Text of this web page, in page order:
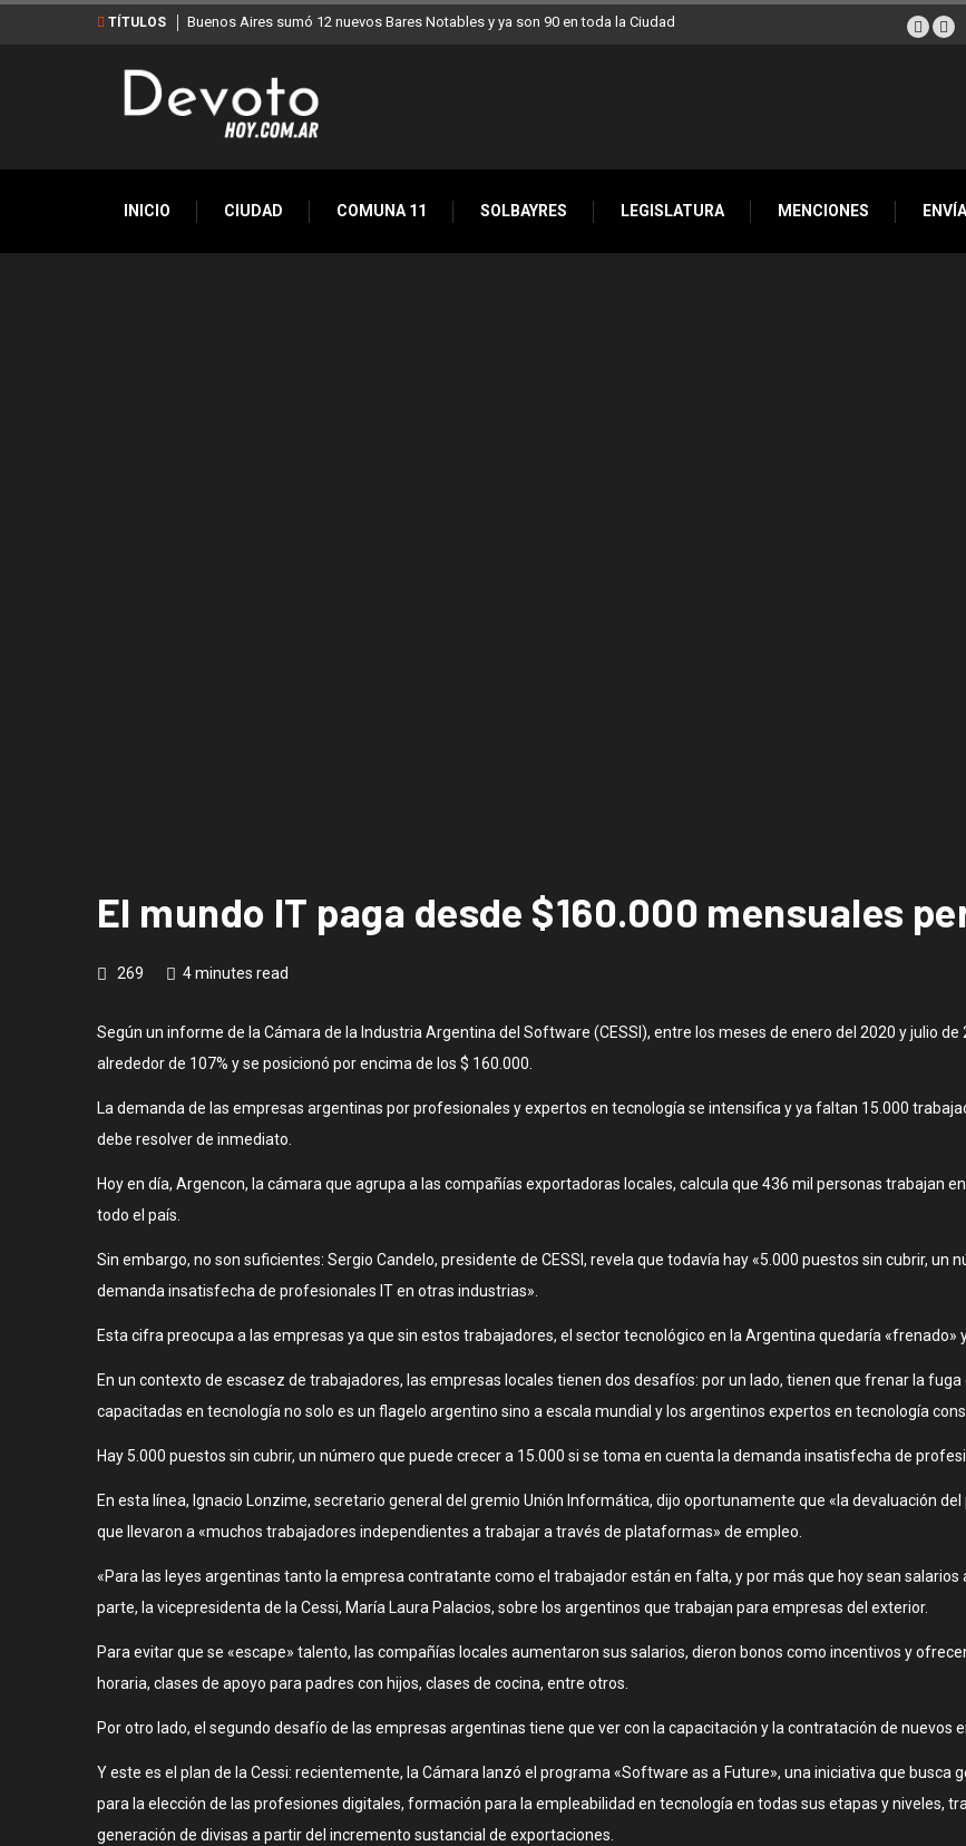
TÍTULOS Buenos Aires sumó 12 nuevos Bares Notables y ya son 90 en toda la Ciudad
INICIO CIUDAD COMUNA 11 SOLBAYRES LEGISLATURA MENCIONES
El mundo IT paga desde $160.000 mensuales
269 4 minutes read
Según un informe de la Cámara de la Industria Argentina del Software (CESSI), entre los meses de enero del 2020 y julio
alrededor de 107% y se posicionó por encima de los $ 160.000.
La demanda de las empresas argentinas por profesionales y expertos en tecnología se intensifica y ya faltan 15.000
debe resolver de inmediato.
Hoy en día, Argencon, la cámara que agrupa a las compañías exportadoras locales, calcula que 436 mil personas trabajan
todo el país.
Sin embargo, no son suficientes: Sergio Candelo, presidente de CESSI, revela que todavía hay «5.000 puestos sin cubrir, un
demanda insatisfecha de profesionales IT en otras industrias».
Esta cifra preocupa a las empresas ya que sin estos trabajadores, el sector tecnológico en la Argentina quedaría «frenado»
En un contexto de escasez de trabajadores, las empresas locales tienen dos desafíos: por un lado, tienen que frenar la
capacitadas en tecnología no solo es un flagelo argentino sino a escala mundial y los argentinos expertos en tecnología
Hay 5.000 puestos sin cubrir, un número que puede crecer a 15.000 si se toma en cuenta la demanda insatisfecha de
En esta línea, Ignacio Lonzime, secretario general del gremio Unión Informática, dijo oportunamente que «la devaluación
que llevaron a «muchos trabajadores independientes a trabajar a través de plataformas» de empleo.
«Para las leyes argentinas tanto la empresa contratante como el trabajador están en falta, y por más que hoy sean
parte, la vicepresidenta de la Cessi, María Laura Palacios, sobre los argentinos que trabajan para empresas del exterior.
Para evitar que se «escape» talento, las compañías locales aumentaron sus salarios, dieron bonos como incentivos y
horaria, clases de apoyo para padres con hijos, clases de cocina, entre otros.
Por otro lado, el segundo desafío de las empresas argentinas tiene que ver con la capacitación y la contratación de
Y este es el plan de la Cessi: recientemente, la Cámara lanzó el programa «Software as a Future», una iniciativa que
para la elección de las profesiones digitales, formación para la empleabilidad en tecnología en todas sus etapas y niveles,
generación de divisas a partir del incremento sustancial de exportaciones.